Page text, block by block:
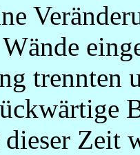
trennten
Zeit